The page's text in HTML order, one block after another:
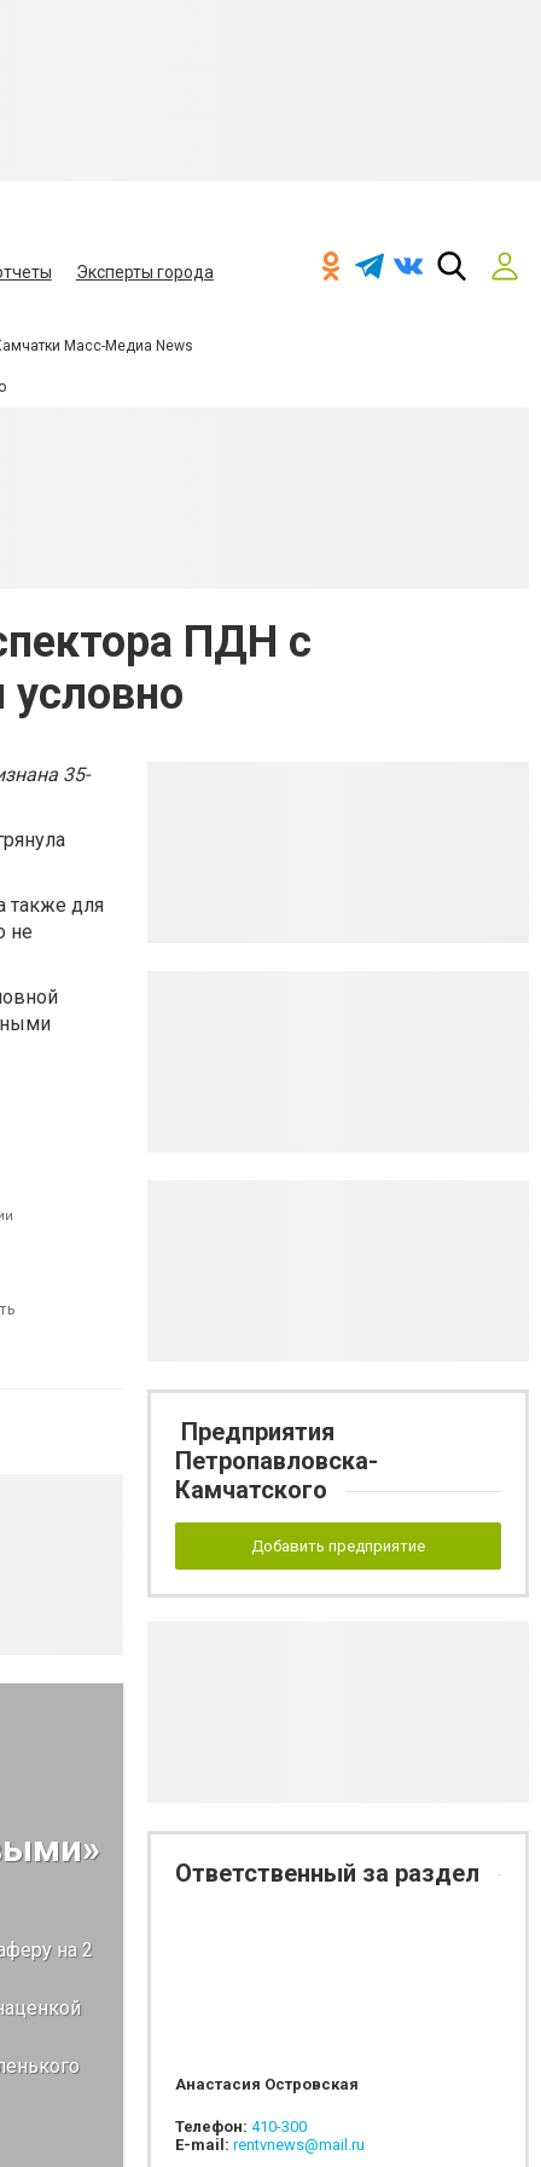
Эксперты города
Масс-Медиа News
ПДН с
условно
35-
также для
не
на 2
Предприятия
Петропавловска-
Камчатского
Добавить предприятие
Ответственный за раздел
Анастасия Островская
Телефон: 410-300
E-mail: rentvnews@mail.ru